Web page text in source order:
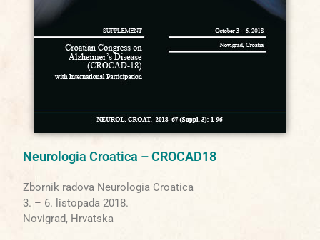
Neurologia Croatica – CROCAD18
Zbornik radova Neurologia Croatica
3. – 6. listopada 2018.
Novigrad, Hrvatska